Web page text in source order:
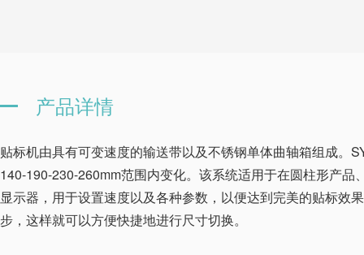
产品详情
贴标机由具有可变速度的输送带以及不锈钢单体曲轴箱组成。
140-190-230-260mm范围内变化。该系统适用于在圆柱形产
显示器，用于设置速度以及各种参数，以便达到完美的贴标效
步，这样就可以方便快捷地进行尺寸切换。